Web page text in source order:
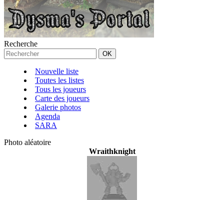
Recherche
Nouvelle liste
Toutes les listes
Tous les joueurs
Carte des joueurs
Galerie photos
Agenda
SARA
Photo aléatoire
Wraithknight